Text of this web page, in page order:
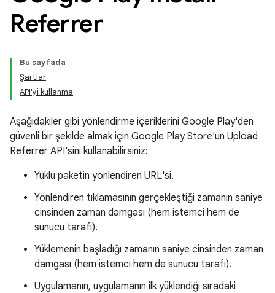
Referrer
Bu sayfada
Şartlar
API'yi kullanma
Aşağıdakiler gibi yönlendirme içeriklerini Google Play'den
güvenli bir şekilde almak için Google Play Store'un Upload
Referrer API'sini kullanabilirsiniz:
Yüklü paketin yönlendiren URL'si.
Yönlendiren tıklamasının gerçekleştiği zamanın saniye
cinsinden zaman damgası (hem istemci hem de
sunucu tarafı).
Yüklemenin başladığı zamanın saniye cinsinden zaman
damgası (hem istemci hem de sunucu tarafı).
Uygulamanın, uygulamanın ilk yüklendiği sıradaki